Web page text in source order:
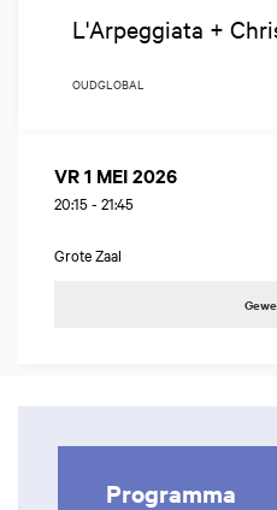
L'Arpeggiata +
OUDGLOBAL
VR 1 MEI 2026
20:15 - 21:45
Grote Zaal
Programma